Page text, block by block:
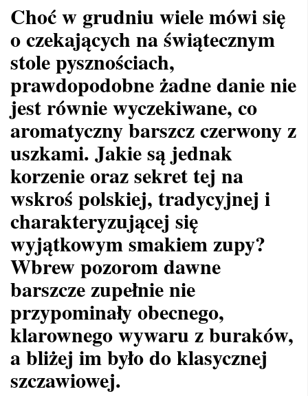
Choć w grudniu wiele mówi się
o czekających na świątecznym
stole pysznościach,
prawdopodobne żadne danie nie
jest równie wyczekiwane, co
aromatyczny barszcz czerwony z
uszkami. Jakie są jednak
korzenie oraz sekret tej na
wskroś polskiej, tradycyjnej i
charakteryzującej się
wyjątkowym smakiem zupy?
Wbrew pozorom dawne
barszcze zupełnie nie
przypominały obecnego,
klarownego wywaru z buraków,
a bliżej im było do klasycznej
szczawiowej.